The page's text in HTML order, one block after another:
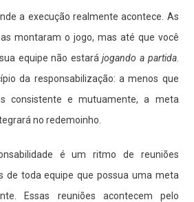
a execução realmente acontece. As
montaram o jogo, mas até que você
equipe não estarájogando a partida.
da responsabilização: a menos que
consistente e mutuamente, a meta
no redemoinho.
é um ritmo de reuniões
de toda equipe que possua uma meta
Essas reuniões acontecem pelo